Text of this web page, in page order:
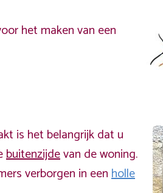
het maken van een
is het belangrijk dat u
buitenzijdevan de woning.
verborgen in eenholle